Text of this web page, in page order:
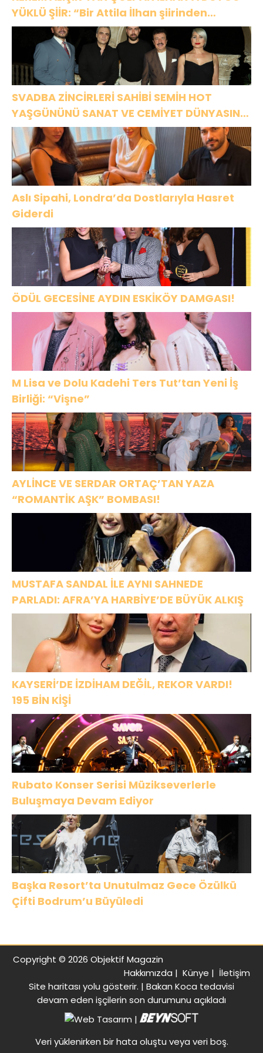
YÜKLÜ ŞİİR: “Bir Attila İlhan şiirinden
çıkmıştı sanki”
SVADBA ZİNCİRLERİ SAHİBİ SEMİH HOT
YAŞGÜNÜNÜ SANAT VE CEMİYET DÜNYASININ
ÜNLÜ İSİMLERİYLE KUTLADI!
Aslı Sipahi, Londra’da Dostlarıyla Hasret
Giderdi
ÖDÜL GECESİNE AYDIN ESKİKÖY DAMGASI!
M Lisa ve Dolu Kadehi Ters Tut’tan Yeni İş
Birliği: “Vişne”
AYLİNCE VE SERDAR ORTAÇ’TAN YAZA
“ROMANTİK AŞK” BOMBASI!
MUSTAFA SANDAL İLE AYNI SAHNEDE
PARLADI: AFRA’YA HARBİYE’DE BÜYÜK ALKIŞ
KAYSERİ’DE İZDİHAM DEĞİL, REKOR VARDI!
195 BİN KİŞİ
Rubato Konser Serisi Müzikseverlerle
Buluşmaya Devam Ediyor
Başka Resort’ta Unutulmaz Gece Özülkü
Çifti Bodrum’u Büyüledi
Copyright © 2026 Objektif Magazin
Hakkımızda | Künye | İletişim
Site haritası yolu gösterir. | Bakan Koca tedavisi
devam eden işçilerin son durumunu açıkladı
|
Veri yüklenirken bir hata oluştu veya veri boş.